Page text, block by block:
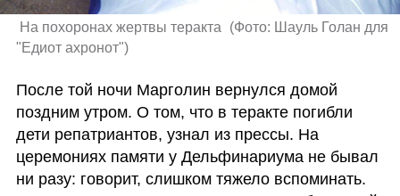
На похоронах жертвы теракта (Фото: Шауль Голан для
"Едиот ахронот")
После той ночи Марголин вернулся домой
поздним утром. О том, что в теракте погибли
дети репатриантов, узнал из прессы. На
церемониях памяти у Дельфинариума не бывал
ни разу: говорит, слишком тяжело вспоминать.